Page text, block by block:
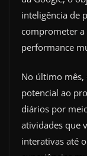
inteligência de
comprometer a
performance
No último mês,
potencial ao
diários por
atividades que
interativas até